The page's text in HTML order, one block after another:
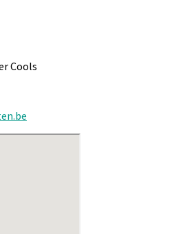
Cools